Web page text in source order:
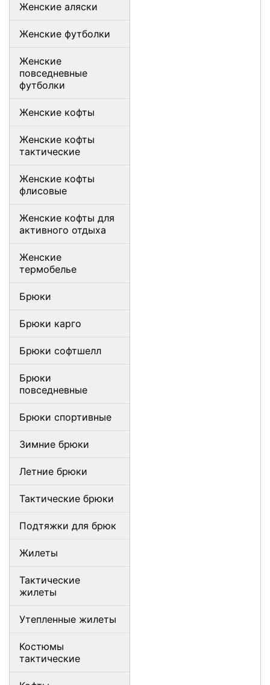
Женские аляски
Женские футболки
Женские
повседневные
футболки
Женские кофты
Женские кофты
тактические
Женские кофты
флисовые
Женские кофты для
активного отдыха
Женские
термобелье
Брюки
Брюки карго
Брюки софтшелл
Брюки
повседневные
Брюки спортивные
Зимние брюки
Летние брюки
Тактические брюки
Подтяжки для брюк
Жилеты
Тактические
жилеты
Утепленные жилеты
Костюмы
тактические